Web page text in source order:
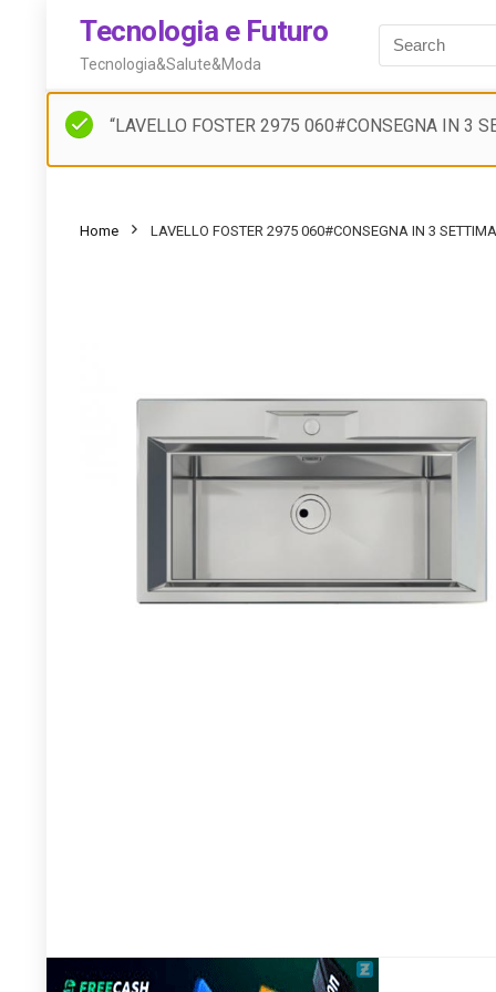
Tecnologia e Futuro
Tecnologia&Salute&Moda
“LAVELLO FOSTER 2975 060#CONSEGNA IN 3
Home LAVELLO FOSTER 2975 060#CONSEGNA IN 3